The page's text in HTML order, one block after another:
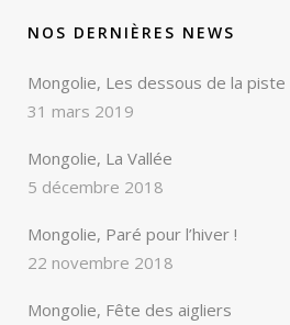
NOS DERNIÈRES NEWS
Mongolie, Les dessous de la
31 mars 2019
Mongolie, La Vallée
5 décembre 2018
Mongolie, Paré pour l’hiver !
22 novembre 2018
Mongolie, Fête des aigliers